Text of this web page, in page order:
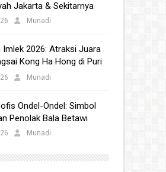
Jakarta & Sekitarnya
Munadi
Imlek 2026: Atraksi Juara
Kong Ha Hong di Puri
Munadi
Ondel-Ondel: Simbol
Penolak Bala Betawi
Munadi